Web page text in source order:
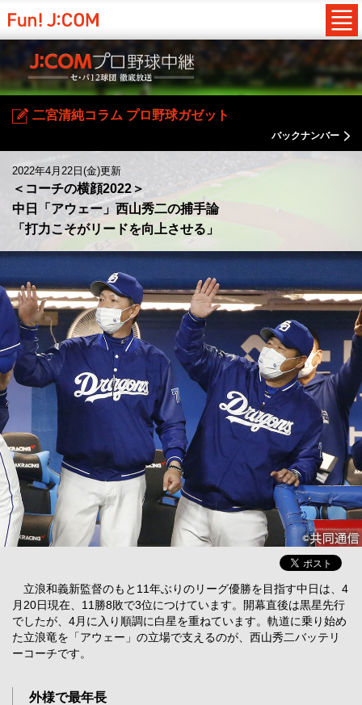
二宮清純コラム プロ野球ガゼット
バックナンバー
2022年4月22日(金)更新
＜コーチの横顔2022＞
中日「アウェー」西山秀二の捕手論
「打力こそがリードを向上させる」
立浪和義新監督のもと11年ぶりのリーグ優勝を目指す中日は、4
月20日現在、11勝8敗で3位につけています。開幕直後は黒星先行
でしたが、4月に入り順調に白星を重ねています。軌道に乗り始め
た立浪竜を「アウェー」の立場で支えるのが、西山秀二バッテリ
ーコーチです。
外様で最年長